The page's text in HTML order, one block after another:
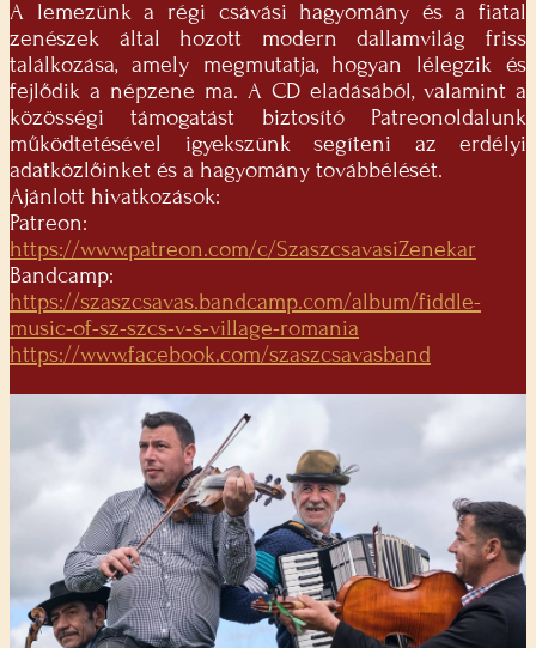
A lemezünk a régi csávási hagyomány és a fiatal
zenészek által hozott modern dallamvilág friss
találkozása, amely megmutatja, hogyan lélegzik és
fejlődik a népzene ma. A CD eladásából, valamint a
közösségi támogatást biztosító Patreonoldalunk
működtetésével igyekszünk segíteni az erdélyi
adatközlőinket és a hagyomány továbbélését.
Ajánlott hivatkozások:
Patreon:
https://www.patreon.com/c/SzaszcsavasiZenekar
Bandcamp:
https://szaszcsavas.bandcamp.com/album/fiddle-
music-of-sz-szcs-v-s-village-romania
https://www.facebook.com/szaszcsavasband